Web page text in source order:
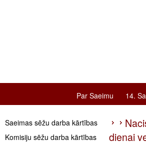
Par Saeimu 14.
Saeimas sēžu darba kārtības
Komisiju sēžu darba kārtības
dienai